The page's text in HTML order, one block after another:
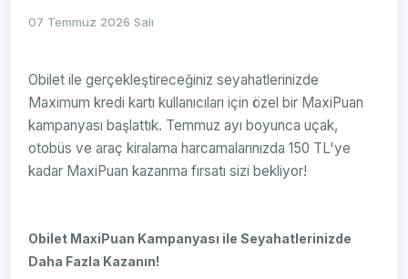
07 Temmuz 2026 Salı
Obilet ile gerçekleştireceğiniz seyahatlerinizde
Maximum kredi kartı kullanıcıları için özel bir MaxiPuan
kampanyası başlattık. Temmuz ayı boyunca uçak,
otobüs ve araç kiralama harcamalarınızda 150 TL'ye
kadar MaxiPuan kazanma fırsatı sizi bekliyor!
Obilet MaxiPuan Kampanyası ile Seyahatlerinizde
Daha Fazla Kazanın!